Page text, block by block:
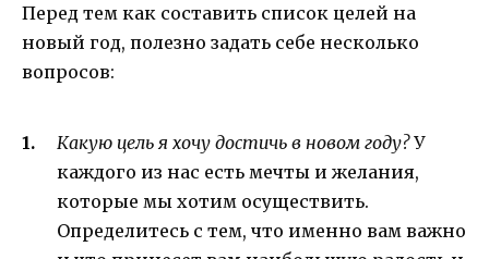
Перед тем как составить список целей на
новый год, полезно задать себе несколько
вопросов:
Какую цель я хочу достичь в новом году?У
каждого из нас есть мечты и желания,
которые мы хотим осуществить.
Определитесь с тем, что именно вам важно